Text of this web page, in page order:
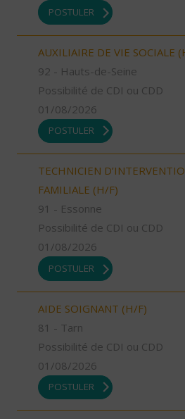
POSTULER
AUXILIAIRE DE VIE SOCIALE
92 - Hauts-de-Seine
Possibilité de CDI ou CDD
01/08/2026
POSTULER
TECHNICIEN
FAMILIALE (H/F)
91 - Essonne
Possibilité de CDI ou CDD
01/08/2026
POSTULER
AIDE SOIGNANT (H/F)
81 - Tarn
Possibilité de CDI ou CDD
01/08/2026
POSTULER